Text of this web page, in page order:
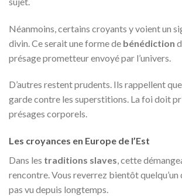
Néanmoins, certains croyants y voient un
divin. Ce serait une forme de bénédiction
présage prometteur envoyé par l’univers.
D’autres restent prudents. Ils rappellent que
garde contre les superstitions. La foi doit
présages corporels.
Les croyances en Europe de l’Est
Dans les traditions slaves, cette
rencontre. Vous reverrez bientôt quelqu’un
pas vu depuis longtemps.